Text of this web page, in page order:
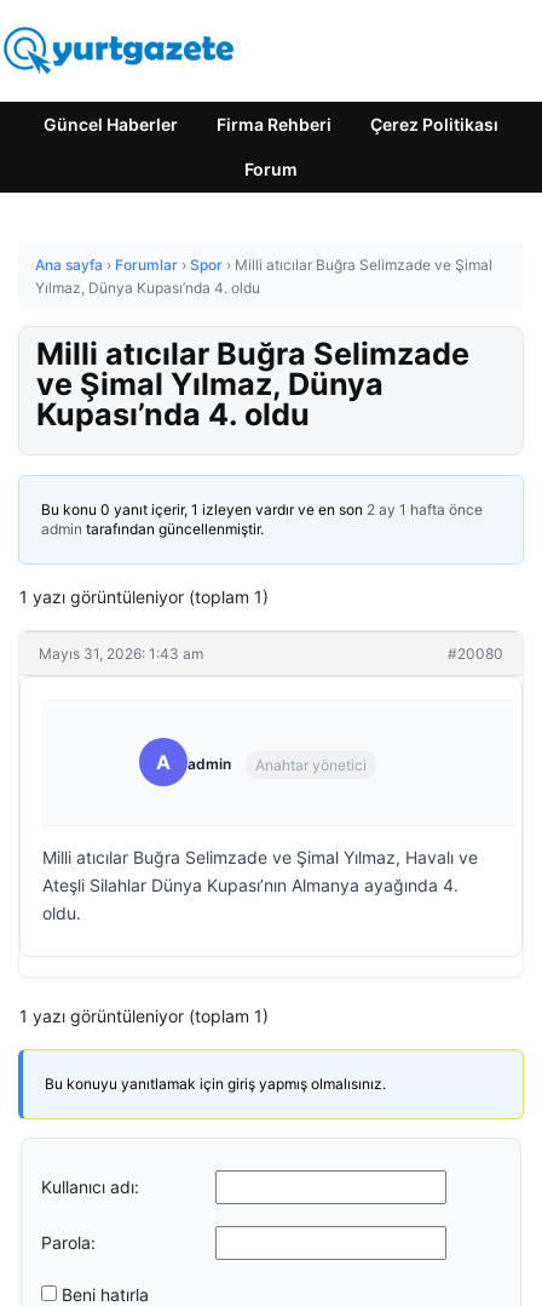
Güncel Haberler Firma Rehberi Çerez Politikası
Forum
Ana sayfa › Forumlar › Spor › Milli atıcılar Buğra Selimzade ve Şimal
Yılmaz, Dünya Kupası’nda 4. oldu
Milli atıcılar Buğra Selimzade
ve Şimal Yılmaz, Dünya
Kupası’nda 4. oldu
Bu konu 0 yanıt içerir, 1 izleyen vardır ve en son 2 ay 1 hafta önce
admin tarafından güncellenmiştir.
1 yazı görüntüleniyor (toplam 1)
Mayıs 31, 2026: 1:43 am #20080
A admin Anahtar yönetici
Milli atıcılar Buğra Selimzade ve Şimal Yılmaz, Havalı ve
Ateşli Silahlar Dünya Kupası’nın Almanya ayağında 4.
oldu.
1 yazı görüntüleniyor (toplam 1)
Bu konuyu yanıtlamak için giriş yapmış olmalısınız.
Kullanıcı adı:
Parola:
Beni hatırla